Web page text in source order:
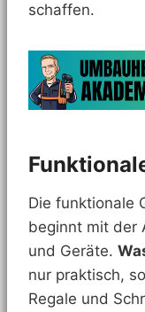
schaffen.
Die funktionale
beginnt mit der
und Geräte.
nur praktisch,
Regale und